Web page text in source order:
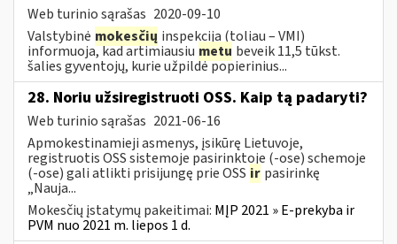
Web turinio sąrašas 2020-09-10
Valstybinė mokesčių inspekcija (toliau – VMI)
informuoja, kad artimiausiu metu beveik 11,5 tūkst.
šalies gyventojų, kurie užpildė popierinius...
28. Noriu užsiregistruoti OSS. Kaip tą padaryti?
Web turinio sąrašas 2021-06-16
Apmokestinamieji asmenys, įsikūrę Lietuvoje,
registruotis OSS sistemoje pasirinktoje (-ose) schemoje
(-ose) gali atlikti prisijungę prie OSS ir pasirinkę
„Nauja...
Mokesčių įstatymų pakeitimai: MĮP 2021 » E-prekyba ir
PVM nuo 2021 m. liepos 1 d.